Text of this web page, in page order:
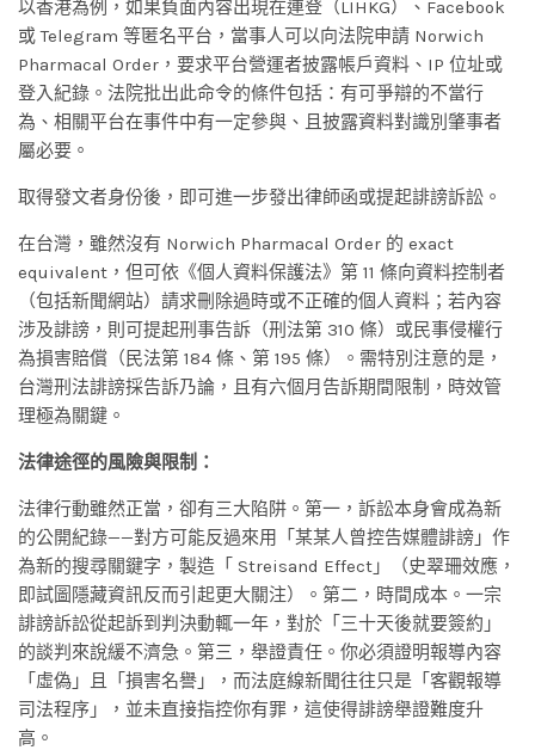
以香港為例，如果負面內容出現在連登（LIHKG）、Facebook
或 Telegram 等匿名平台，當事人可以向法院申請 Norwich
Pharmacal Order，要求平台營運者披露帳戶資料、IP 位址或
登入紀錄。法院批出此命令的條件包括：有可爭辯的不當行
為、相關平台在事件中有一定參與、且披露資料對識別肇事者
屬必要。
取得發文者身份後，即可進一步發出律師函或提起誹謗訴訟。
在台灣，雖然沒有 Norwich Pharmacal Order 的 exact
equivalent，但可依《個人資料保護法》第 11 條向資料控制者
（包括新聞網站）請求刪除過時或不正確的個人資料；若內容
涉及誹謗，則可提起刑事告訴（刑法第 310 條）或民事侵權行
為損害賠償（民法第 184 條、第 195 條）。需特別注意的是，
台灣刑法誹謗採告訴乃論，且有六個月告訴期間限制，時效管
理極為關鍵。
法律途徑的風險與限制：
法律行動雖然正當，卻有三大陷阱。第一，訴訟本身會成為新
的公開紀錄——對方可能反過來用「某某人曾控告媒體誹謗」作
為新的搜尋關鍵字，製造「 Streisand Effect」（史翠珊效應，
即試圖隱藏資訊反而引起更大關注）。第二，時間成本。一宗
誹謗訴訟從起訴到判決動輒一年，對於「三十天後就要簽約」
的談判來說緩不濟急。第三，舉證責任。你必須證明報導內容
「虛偽」且「損害名譽」，而法庭線新聞往往只是「客觀報導
司法程序」，並未直接指控你有罪，這使得誹謗舉證難度升
高。